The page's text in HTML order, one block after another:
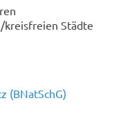
kreisfreien Städte
(BNatSchG)